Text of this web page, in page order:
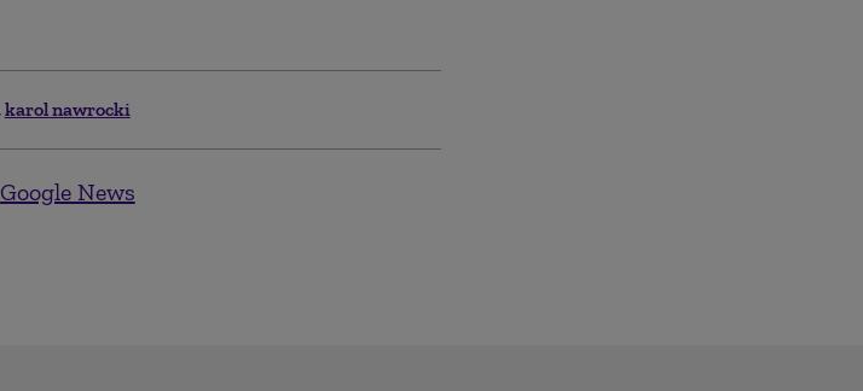
karol nawrocki
Google News